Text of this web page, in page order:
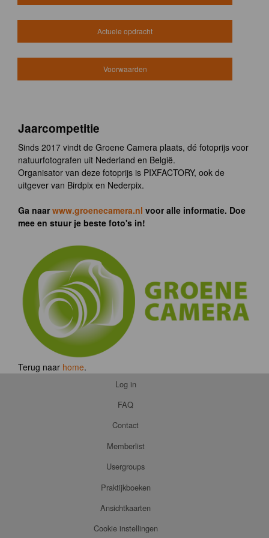
Actuele opdracht
Voorwaarden
Jaarcompetitie
Sinds 2017 vindt de Groene Camera plaats, dé fotoprijs voor
natuurfotografen uit Nederland en België.
Organisator van deze fotoprijs is PIXFACTORY, ook de
uitgever van Birdpix en Nederpix.
Ga naarwww.groenecamera.nl voor alle informatie. Doe
mee en stuur je beste foto's in!
Terug naar home.
Log in
FAQ
Contact
Memberlist
Usergroups
Praktijkboeken
Ansichtkaarten
Cookie instellingen